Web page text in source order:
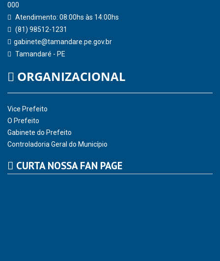
Consultar Convênios
Receber Informações sobre novos Repasses
Hora:03:34/Sábado, 08 de agosto de
INSTITUCIONAL
CNPJ: 01.596.018/0001-60
000